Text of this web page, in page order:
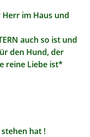
im Haus und
auch so ist und
den Hund, der
reine Liebe ist*
hat !